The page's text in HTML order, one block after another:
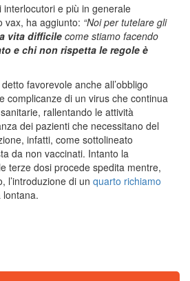
e più in generale
vax, ha aggiunto: “Noi per tutelare gli
vita difficile come stiamo facendo
e chi non rispetta le regole è
favorevole anche all’obbligo
complicanze di un virus che continua
rallentando le attività
dei pazienti che necessitano del
infatti, come sottolineato
da non vaccinati. Intanto la
terze dosi procede spedita mentre,
l’introduzione di un quarto richiamo